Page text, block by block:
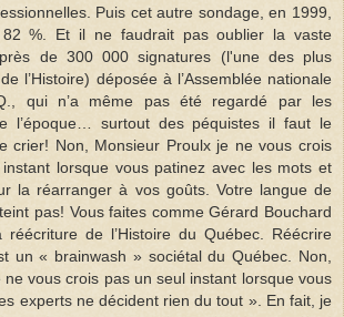
Puis cet autre sondage, en 1999,
%. Et il ne faudrait pas oublier la vaste
de 300 000 signatures (l'une des plus
l’Histoire) déposée à l’Assemblée nationale
qui n’a même pas été regardé par les
l’époque… surtout des péquistes il faut le
crier! Non, Monsieur Proulx je ne vous crois
lorsque vous patinez avec les mots et
la réarranger à vos goûts. Votre langue de
pas! Vous faites comme Gérard Bouchard
de l’Histoire du Québec. Réécrire
un « brainwash » sociétal du Québec. Non,
ne vous crois pas un seul instant lorsque vous
experts ne décident rien du tout ». En fait, je